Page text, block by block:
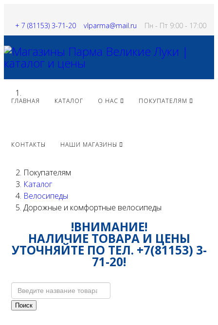
+ 7 (81153) 3-71-20 vlparma@mail.ru Пн - Пт 9:00 - 17:00
ГЛАВНАЯ КАТАЛОГ О НАС ПОКУПАТЕЛЯМ
КОНТАКТЫ НАШИ МАГАЗИНЫ
Покупателям
Каталог
Велосипеды
Дорожные и комфортные велосипеды
!ВНИМАНИЕ!
НАЛИЧИЕ ТОВАРА И ЦЕНЫ
УТОЧНЯЙТЕ ПО ТЕЛ. +7(81153) 3-
71-20!
Поиск